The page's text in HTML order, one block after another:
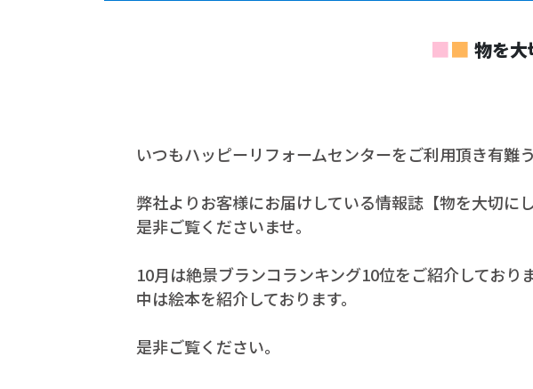
■■ 物を
いつもハッピーリフォームセンターをご利用頂き有難う
弊社よりお客様にお届けしている情報誌【物を大切に
是非ご覧くださいませ。
10月は絶景ブランコランキング10位をご紹介しておりま
中は絵本を紹介しております。
是非ご覧ください。